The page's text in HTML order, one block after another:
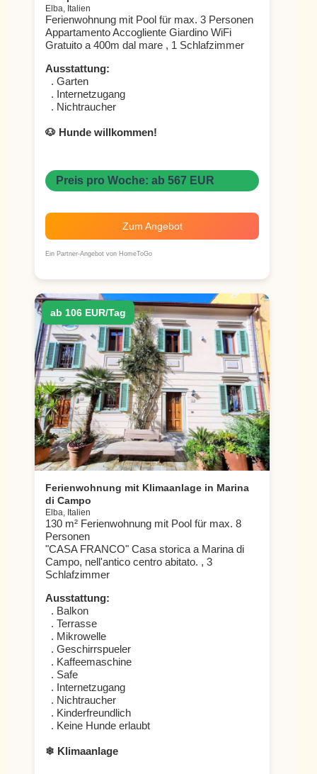
Elba, Italien
Ferienwohnung mit Pool für max. 3 Personen
Appartamento Accogliente Giardino WiFi
Gratuito a 400m dal mare , 1 Schlafzimmer
Ausstattung:
. Garten
. Internetzugang
. Nichtraucher
🐶 Hunde willkommen!
Preis pro Woche: ab 567 EUR
Zum Angebot
Ein Partner-Angebot von HomeToGo
ab 106 EUR/Tag
Ferienwohnung mit Klimaanlage in Marina
di Campo
Elba, Italien
130 m² Ferienwohnung mit Pool für max. 8
Personen
"CASA FRANCO" Casa storica a Marina di
Campo, nell'antico centro abitato. , 3
Schlafzimmer
Ausstattung:
. Balkon
. Terrasse
. Mikrowelle
. Geschirrspueler
. Kaffeemaschine
. Safe
. Internetzugang
. Nichtraucher
. Kinderfreundlich
. Keine Hunde erlaubt
❄ Klimaanlage